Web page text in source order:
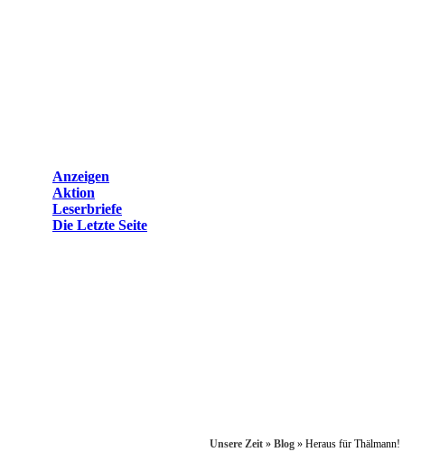
Anzeigen
Aktion
Leserbriefe
Die Letzte Seite
Unsere Zeit » Blog » Heraus für Thälmann!